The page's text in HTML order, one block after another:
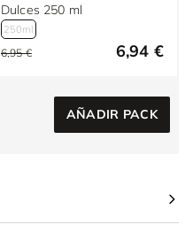
Dulces 250 ml
250ml
6,95 € 6,94 €
AÑADIR PACK